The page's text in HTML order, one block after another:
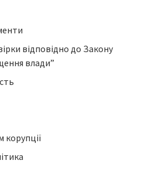
відповідно до Закону
влади”
корупції